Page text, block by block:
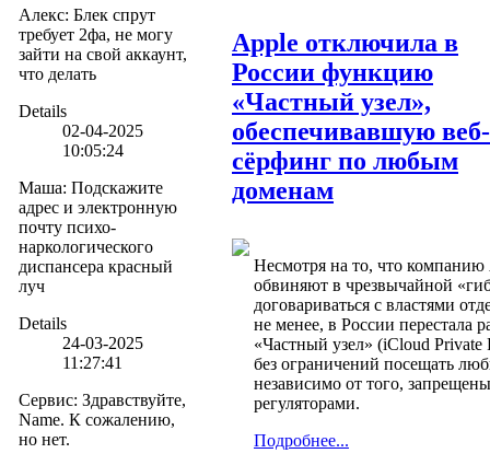
Алекс: Блек спрут
требует 2фа, не могу
зайти на свой аккаунт,
что делать
Details
02-04-2025
10:05:24
Маша: Подскажите
адрес и электронную
почту психо-
наркологического
диспансера красный
луч
Details
24-03-2025
11:27:41
Сервис: Здравствуйте,
Name. К сожалению,
но нет.
Apple отключила в
России функцию
«Частный узел»,
обеспечивавшую веб-
сёрфинг по любым
доменам
Несмотря на то, что компанию
обвиняют в чрезвычайной
договариваться с властями
не менее, в России перестала
«Частный узел» (iCloud Private
без ограничений посещать
независимо от того,
регуляторами.
Подробнее...